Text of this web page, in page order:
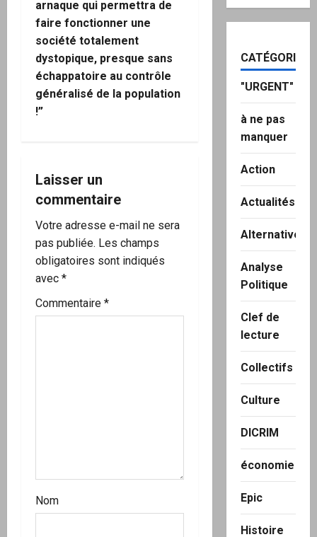
i
o
n
d
r
t
i
c
l
arnaque qui permettra de
faire fonctionner une
société totalement
dystopique, presque sans
échappatoire au contrôle
généralisé de la population
!”
Laisser un
commentaire
Votre adresse e-mail ne sera
pas publiée. Les champs
obligatoires sont indiqués
avec *
Commentaire *
Nom
CATÉGORIES
"URGENT"
à ne pas
manquer
Action
Actualités
Alternatives
Analyse
Politique
Clef de
lecture
Collectifs
Culture
DICRIM
économie
Epic
Histoire